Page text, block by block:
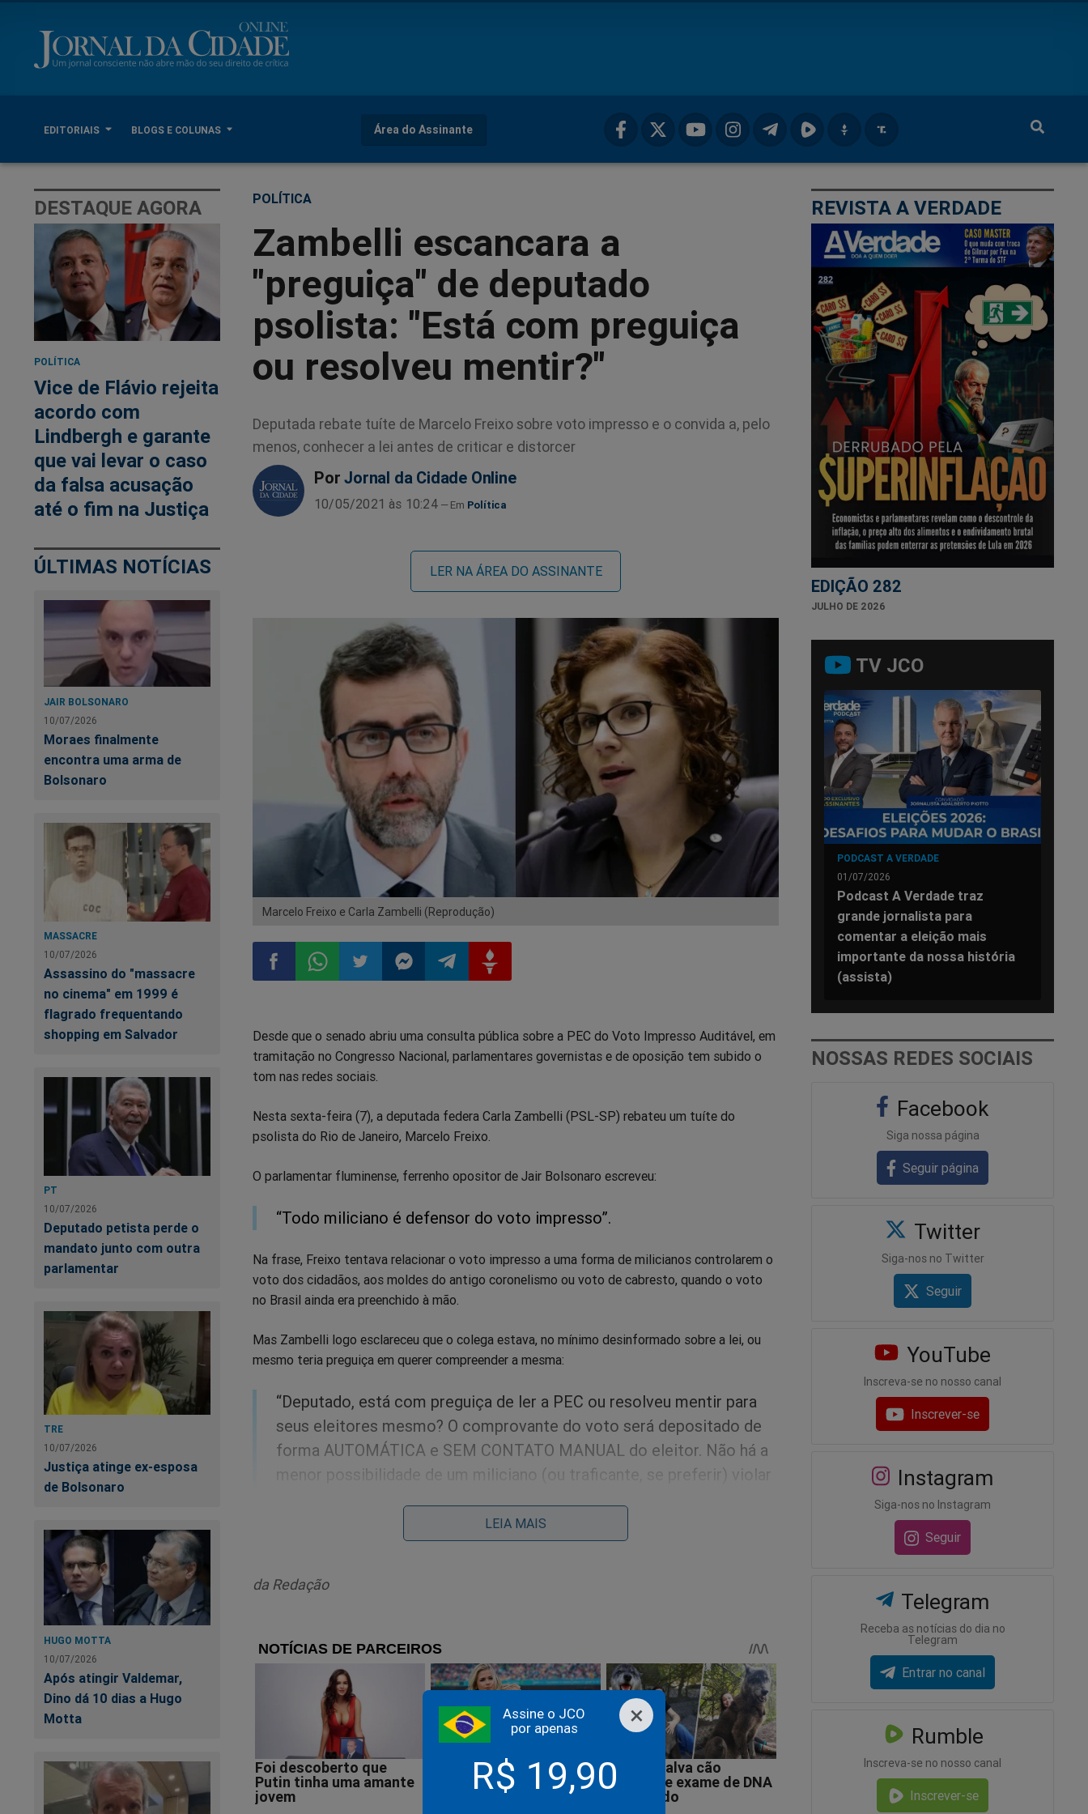
EDITORIAIS BLOGS E COLUNAS Área do Assinante
×
Assine o JCO
por apenas
R$ 19,90
DESTAQUE AGORA
POLÍTICA
Vice de Flávio rejeita
acordo com
Lindbergh e garante
que vai levar o caso
da falsa acusação
até o fim na Justiça
ÚLTIMAS NOTÍCIAS
JAIR BOLSONARO
10/07/2026
Moraes finalmente
encontra uma arma de
Bolsonaro
MASSACRE
10/07/2026
Assassino do "massacre
no cinema" em 1999 é
flagrado frequentando
shopping em Salvador
PT
10/07/2026
Deputado petista perde o
mandato junto com outra
parlamentar
TRE
10/07/2026
Justiça atinge ex-esposa
de Bolsonaro
HUGO MOTTA
10/07/2026
Após atingir Valdemar,
Dino dá 10 dias a Hugo
Motta
POLÍTICA
Zambelli escancara a
"preguiça" de deputado
psolista: "Está com preguiça
ou resolveu mentir?"
Deputada rebate tuíte de Marcelo Freixo sobre voto impresso e o convida a, pelo
menos, conhecer a lei antes de criticar e distorcer
Por Jornal da Cidade Online
10/05/2021 às 10:24 Política
LER NA ÁREA DO ASSINANTE
Marcelo Freixo e Carla Zambelli (Reprodução)
no
Facebook
no
Whatsapp
no
Twitter
no
no
no
Desde que o senado abriu uma consulta pública sobre a PEC do Voto Impresso Auditável, em
tramitação no Congresso Nacional, parlamentares governistas e de oposição tem subido o
tom nas redes sociais.
Nesta sexta-feira (7), a deputada federa Carla Zambelli (PSL-SP) rebateu um tuíte do
psolista do Rio de Janeiro, Marcelo Freixo.
O parlamentar fluminense, ferrenho opositor de Jair Bolsonaro escreveu:
“Todo miliciano é defensor do voto impresso”.
Na frase, Freixo tentava relacionar o voto impresso a uma forma de milicianos controlarem o
voto dos cidadãos, aos moldes do antigo coronelismo ou voto de cabresto, quando o voto
no Brasil ainda era preenchido à mão.
Mas Zambelli logo esclareceu que o colega estava, no mínimo desinformado sobre a lei, ou
mesmo teria preguiça em querer compreender a mesma:
“Deputado, está com preguiça de ler a PEC ou resolveu mentir para
seus eleitores mesmo? O comprovante do voto será depositado de
forma AUTOMÁTICA e SEM CONTATO MANUAL do eleitor. Não há a
menor possibilidade de um miliciano (ou traficante, se preferir) violar
LEIA MAIS
da Redação
REVISTA A VERDADE
EDIÇÃO 282
JULHO DE 2026
TV JCO
PODCAST A VERDADE
01/07/2026
Podcast A Verdade traz
grande jornalista para
comentar a eleição mais
importante da nossa história
(assista)
NOSSAS REDES SOCIAIS
Facebook
Siga nossa página
Seguir página
Twitter
Siga-nos no Twitter
Seguir
YouTube
Inscreva-se no nosso canal
Inscrever-se
Instagram
Siga-nos no Instagram
Seguir
Telegram
Receba as notícias do dia no
Telegram
Entrar no canal
Rumble
Inscreva-se no nosso canal
Inscrever-se